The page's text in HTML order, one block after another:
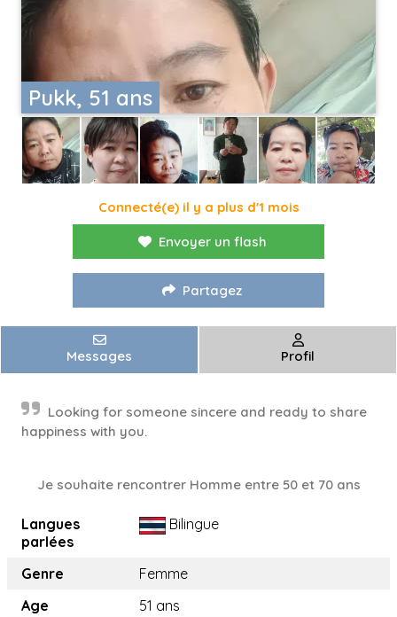
Pukk, 51 ans
Connecté(e) il y a plus d'1 mois
Envoyer un flash
Partagez
Messages Profil
Looking for someone sincere and ready to share
happiness with you.
Je souhaite rencontrer Homme entre 50 et 70 ans
Langues
parlées
Bilingue
Genre
Femme
Age
51 ans